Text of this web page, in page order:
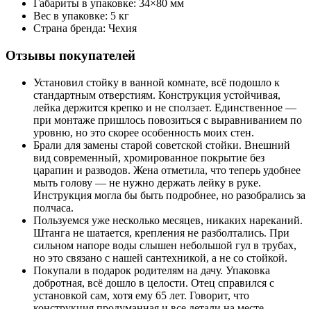
Габариты в упаковке: 34×80 мм
Вес в упаковке: 5 кг
Страна бренда: Чехия
Отзывы покупателей
Установил стойку в ванной комнате, всё подошло к
стандартным отверстиям. Конструкция устойчивая,
лейка держится крепко и не сползает. Единственное —
при монтаже пришлось повозиться с выравниванием по
уровню, но это скорее особенность моих стен.
Брали для замены старой советской стойки. Внешний
вид современный, хромированное покрытие без
царапин и разводов. Жена отметила, что теперь удобнее
мыть голову — не нужно держать лейку в руке.
Инструкция могла бы быть подробнее, но разобрались за
полчаса.
Пользуемся уже несколько месяцев, никаких нареканий.
Штанга не шатается, крепления не разболтались. При
сильном напоре воды слышен небольшой гул в трубах,
но это связано с нашей сантехникой, а не со стойкой.
Покупали в подарок родителям на дачу. Упаковка
добротная, всё дошло в целости. Отец справился с
установкой сам, хотя ему 65 лет. Говорит, что